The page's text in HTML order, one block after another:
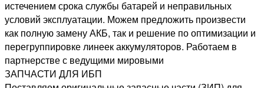
истечением срока службы батарей и неправильных
условий эксплуатации. Можем предложить произвести
как полную замену АКБ, так и решение по оптимизации и
перегруппировке линеек аккумуляторов. Работаем в
партнерстве с ведущими мировыми
ЗАПЧАСТИ ДЛЯ ИБП